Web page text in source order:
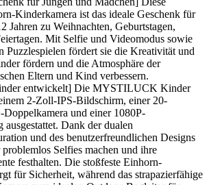
Kinderkamera ist das ideale Geschenk für
Jahren zu Weihnachten, Geburtstagen,
Mit Selfie und Videomodus sowie
Puzzlespielen fördert sie die Kreativität und
fördern und die Atmosphäre der
Eltern und Kind verbessern.
entwickelt] Die MYSTILUCK Kinder
2-Zoll-IPS-Bildschirm, einer 20-
und einer 1080P-
ausgestattet. Dank der dualen
und des benutzerfreundlichen Designs
Selfies machen und ihre
festhalten. Die stoßfeste Einhorn-
für Sicherheit, während das strapazierfähige